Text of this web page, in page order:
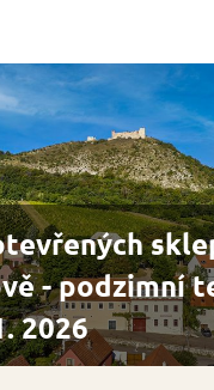
- podzimní
2026